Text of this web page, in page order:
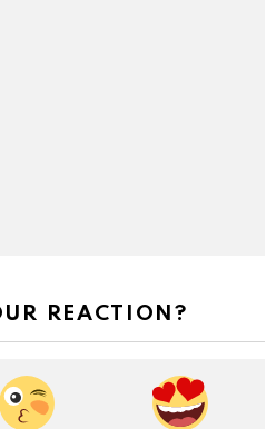
REACTION?